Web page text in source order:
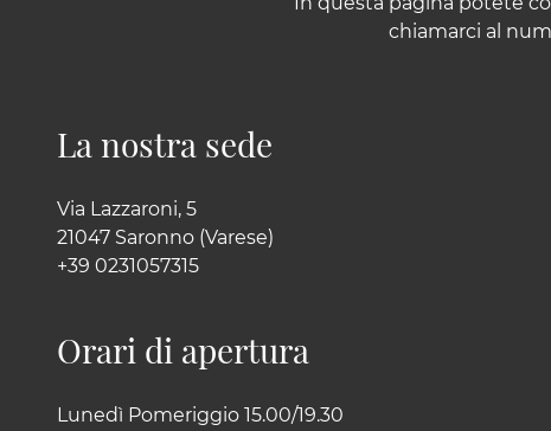
chiamarci al
La nostra sede
Via Lazzaroni, 5
21047 Saronno (Varese)
+39 0231057315
Orari di apertura
Lunedì Pomeriggio 15.00/19.30